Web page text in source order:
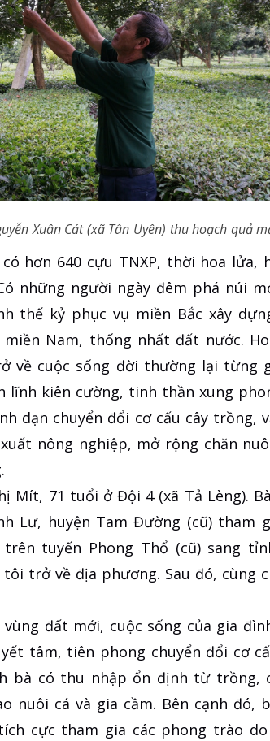
Xuân Cát (xã Tân Uyên) thu hoạch quả
hơn 640 cựu TNXP, thời hoa lửa,
những người ngày đêm phá núi
thế kỷ phục vụ miền Bắc xây
Nam, thống nhất đất nước.
về cuộc sống đời thường lại từng
lĩnh kiên cường, tinh thần xung
dạn chuyển đổi cơ cấu cây trồng,
nông nghiệp, mở rộng chăn
Mít, 71 tuổi ở Đội 4 (xã Tả Lèng).
Lư, huyện Tam Đường (cũ) tham
tuyến Phong Thổ (cũ) sang
trở về địa phương. Sau đó, cùng
đất mới, cuộc sống của gia
tâm, tiên phong chuyển đổi cơ
bà có thu nhập ổn định từ trồng,
nuôi cá và gia cầm. Bên cạnh đó,
cực tham gia các phong trào